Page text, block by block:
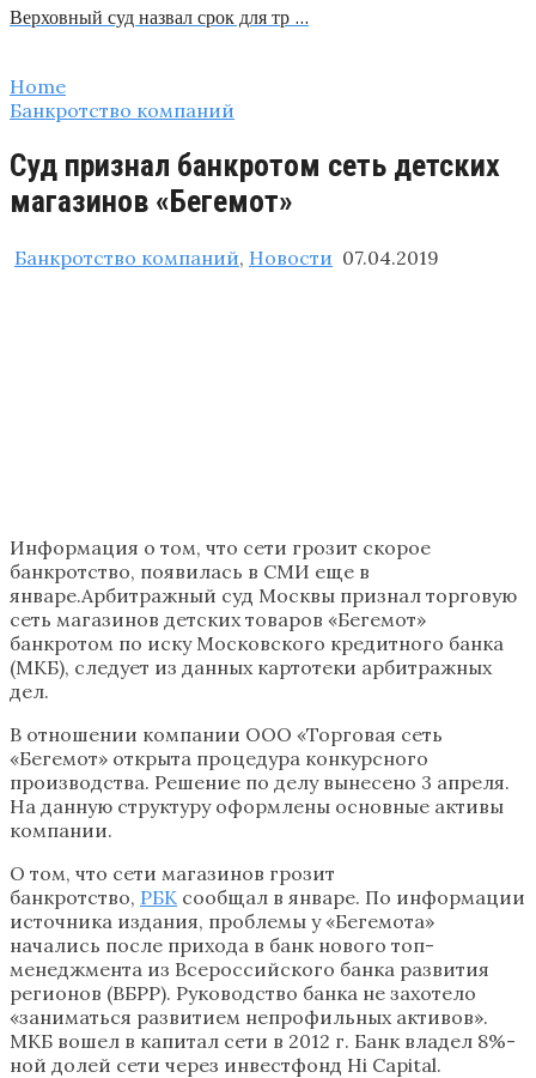
Верховный суд назвал срок для тр …
Home
Банкротство компаний
Суд признал банкротом сеть детских
магазинов «Бегемот»
Банкротство компаний, Новости 07.04.2019
Информация о том, что сети грозит скорое
банкротство, появилась в СМИ еще в
январе.Арбитражный суд Москвы признал торговую
сеть магазинов детских товаров «Бегемот»
банкротом по иску Московского кредитного банка
(МКБ), следует из данных картотеки арбитражных
дел.
В отношении компании ООО «Торговая сеть
«Бегемот» открыта процедура конкурсного
производства. Решение по делу вынесено 3 апреля.
На данную структуру оформлены основные активы
компании.
О том, что сети магазинов грозит
банкротство, РБК сообщал в январе. По информации
источника издания, проблемы у «Бегемота»
начались после прихода в банк нового топ-
менеджмента из Всероссийского банка развития
регионов (ВБРР). Руководство банка не захотело
«заниматься развитием непрофильных активов».
МКБ вошел в капитал сети в 2012 г. Банк владел 8%-
ной долей сети через инвестфонд Hi Capital.